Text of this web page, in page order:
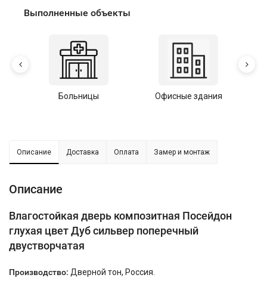
Выполненные объекты
Больницы Офисные здания
Описание Доставка Оплата Замер и монтаж
Описание
Влагостойкая дверь композитная Посейдон
глухая цвет Дуб сильвер поперечный
двустворчатая
Производство: Дверной тон, Россия.